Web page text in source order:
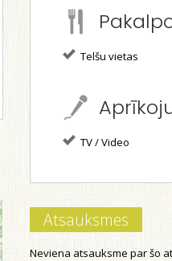
Telšu vietas
TV / Video
Atsauksmes
Neviena atsauksme par šo